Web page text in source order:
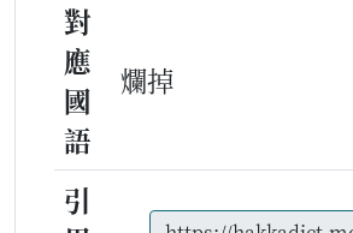
對
應
國
語
爛掉
引